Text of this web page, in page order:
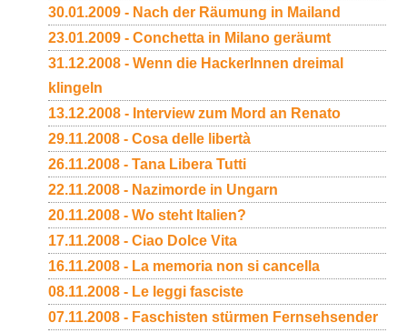
30.01.2009 - Nach der Räumung in Mailand
23.01.2009 - Conchetta in Milano geräumt
31.12.2008 - Wenn die HackerInnen dreimal
klingeln
13.12.2008 - Interview zum Mord an Renato
29.11.2008 - Cosa delle libertà
26.11.2008 - Tana Libera Tutti
22.11.2008 - Nazimorde in Ungarn
20.11.2008 - Wo steht Italien?
17.11.2008 - Ciao Dolce Vita
16.11.2008 - La memoria non si cancella
08.11.2008 - Le leggi fasciste
07.11.2008 - Faschisten stürmen Fernsehsender